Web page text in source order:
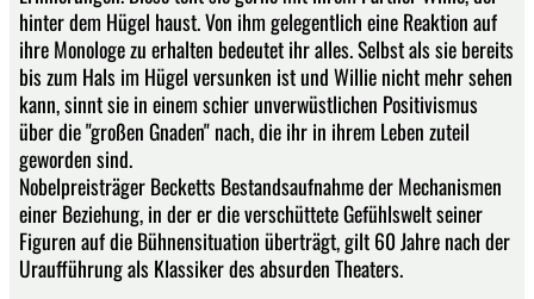
hinter dem Hügel haust. Von ihm gelegentlich eine Reaktion auf
ihre Monologe zu erhalten bedeutet ihr alles. Selbst als sie bereits
bis zum Hals im Hügel versunken ist und Willie nicht mehr sehen
kann, sinnt sie in einem schier unverwüstlichen Positivismus
über die "großen Gnaden" nach, die ihr in ihrem Leben zuteil
geworden sind.
Nobelpreisträger Becketts Bestandsaufnahme der Mechanismen
einer Beziehung, in der er die verschüttete Gefühlswelt seiner
Figuren auf die Bühnensituation überträgt, gilt 60 Jahre nach der
Uraufführung als Klassiker des absurden Theaters.